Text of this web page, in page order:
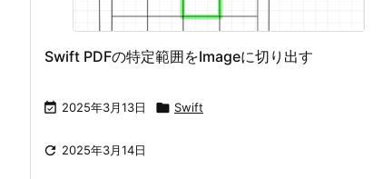
Swift PDFの特定範囲をImageに切り出す
 2025年3月13日  Swift
 2025年3月14日